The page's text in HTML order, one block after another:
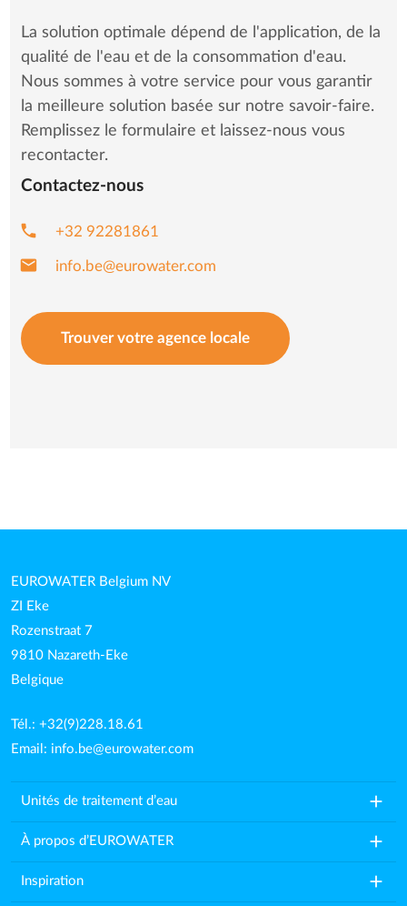
La solution optimale dépend de l'application, de la
qualité de l'eau et de la consommation d'eau.
Nous sommes à votre service pour vous garantir
la meilleure solution basée sur notre savoir-faire.
Remplissez le formulaire et laissez-nous vous
recontacter.
Contactez-nous
phone +32 92281861
mail info.be@eurowater.com
Trouver votre agence locale
EUROWATER Belgium NV
ZI Eke
Rozenstraat 7
9810 Nazareth-Eke
Belgique
Tél.: +32(9)228.18.61
Email: info.be@eurowater.com
Unités de traitement d’eau add
À propos d’EUROWATER add
Inspiration add